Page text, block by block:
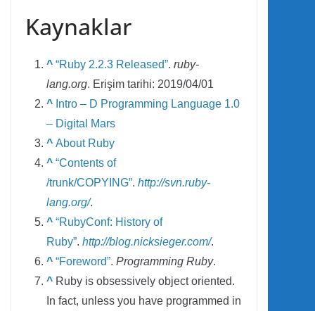
Kaynaklar
^ “Ruby 2.2.3 Released”. ruby-
lang.org. Erişim tarihi: 2019/04/01
^ Intro – D Programming Language 1.0
– Digital Mars
^ About Ruby
^ “Contents of
/trunk/COPYING”. http://svn.ruby-
lang.org/.
^ “RubyConf: History of
Ruby”. http://blog.nicksieger.com/.
^ “Foreword”. Programming Ruby.
^ Ruby is obsessively object oriented.
In fact, unless you have programmed in